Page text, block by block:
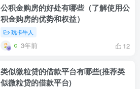
公积金购房的好处有哪些（了解使用公
积金购房的优势和权益）
玩卡牛人
3年前 12
类似微粒贷的借款平台有哪些(推荐类
似微粒贷的借款平台)